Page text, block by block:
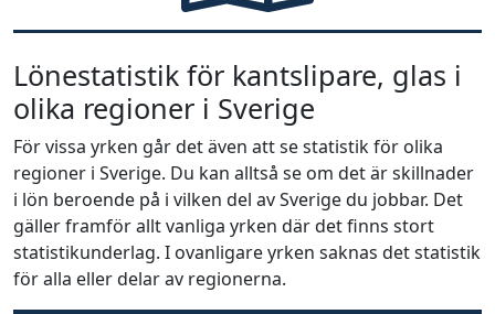
Lönestatistik för kantslipare, glas i
olika regioner i Sverige
För vissa yrken går det även att se statistik för olika
regioner i Sverige. Du kan alltså se om det är skillnader
i lön beroende på i vilken del av Sverige du jobbar. Det
gäller framför allt vanliga yrken där det finns stort
statistikunderlag. I ovanligare yrken saknas det statistik
för alla eller delar av regionerna.